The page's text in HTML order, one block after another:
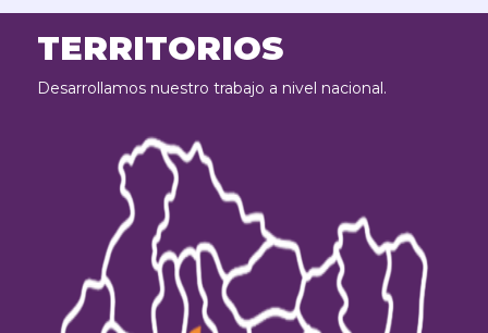
TERRITORIOS
Desarrollamos nuestro trabajo a nivel nacional.